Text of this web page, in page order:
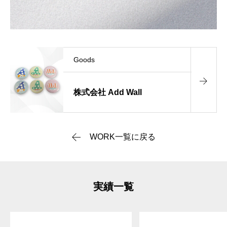
株式会社 Add Wall
Goods
WORK一覧に戻る
実績一覧